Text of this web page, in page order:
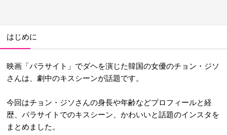
はじめに
映画「パラサイト」でダヘを演じた韓国の女優のチョン・ジソ
さんは、劇中のキスシーンが話題です。
今回はチョン・ジソさんの身長や年齢などプロフィールと経
歴、パラサイトでのキスシーン、かわいいと話題のインスタを
まとめました。